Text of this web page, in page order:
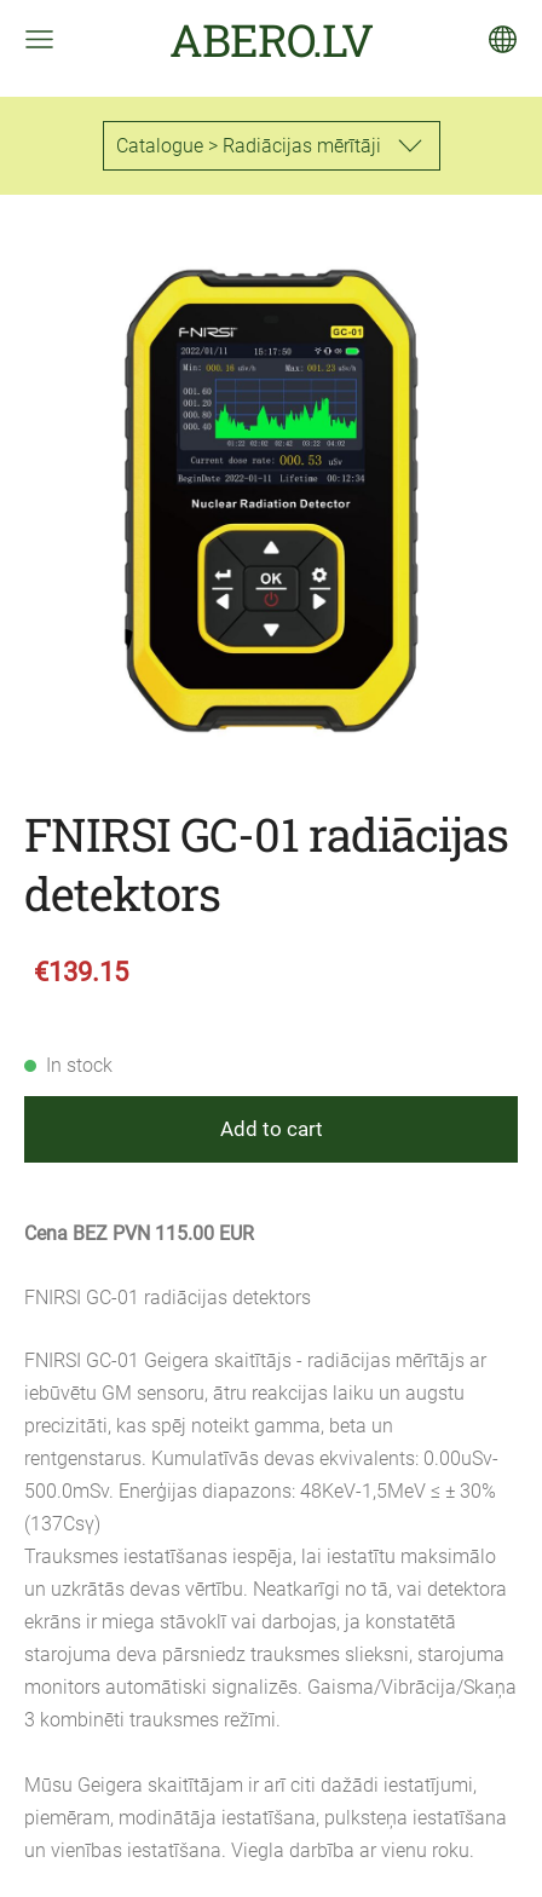
ABERO.LV
Catalogue > Radiācijas mērītāji
FNIRSI GC-01 radiācijas
detektors
€139.15
In stock
Add to cart
Cena BEZ PVN 115.00 EUR
FNIRSI GC-01 radiācijas detektors
FNIRSI GC-01 Geigera skaitītājs - radiācijas mērītājs ar
iebūvētu GM sensoru, ātru reakcijas laiku un augstu
precizitāti, kas spēj noteikt gamma, beta un
rentgenstarus. Kumulatīvās devas ekvivalents: 0.00uSv-
500.0mSv. Enerģijas diapazons: 48KeV-1,5MeV ≤ ± 30%
(137Csγ)
Trauksmes iestatīšanas iespēja, lai iestatītu maksimālo
un uzkrātās devas vērtību. Neatkarīgi no tā, vai detektora
ekrāns ir miega stāvoklī vai darbojas, ja konstatētā
starojuma deva pārsniedz trauksmes slieksni, starojuma
monitors automātiski signalizēs. Gaisma/Vibrācija/Skaņa
3 kombinēti trauksmes režīmi.
Mūsu Geigera skaitītājam ir arī citi dažādi iestatījumi,
piemēram, modinātāja iestatīšana, pulksteņa iestatīšana
un vienības iestatīšana. Viegla darbība ar vienu roku.